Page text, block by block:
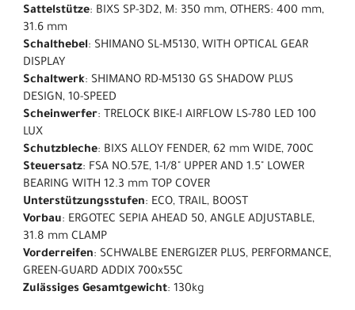
Sattelstütze: BIXS SP-3D2, M: 350 mm, OTHERS: 400 mm,
31.6 mm
Schalthebel: SHIMANO SL-M5130, WITH OPTICAL GEAR
DISPLAY
Schaltwerk: SHIMANO RD-M5130 GS SHADOW PLUS
DESIGN, 10-SPEED
Scheinwerfer: TRELOCK BIKE-I AIRFLOW LS-780 LED 100
LUX
Schutzbleche: BIXS ALLOY FENDER, 62 mm WIDE, 700C
Steuersatz: FSA NO.57E, 1-1/8" UPPER AND 1.5" LOWER
BEARING WITH 12.3 mm TOP COVER
Unterstützungsstufen: ECO, TRAIL, BOOST
Vorbau: ERGOTEC SEPIA AHEAD 50, ANGLE ADJUSTABLE,
31.8 mm CLAMP
Vorderreifen: SCHWALBE ENERGIZER PLUS, PERFORMANCE,
GREEN-GUARD ADDIX 700x55C
Zulässiges Gesamtgewicht: 130kg